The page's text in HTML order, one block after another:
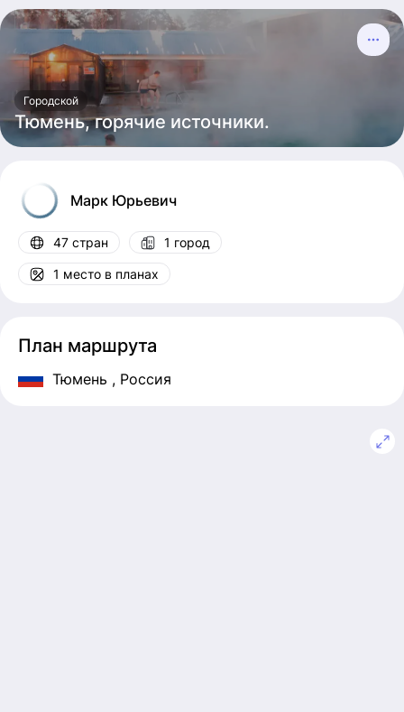
Городской
Тюмень, горячие источники.
Марк Юрьевич
47 стран 1 город
1 место в планах
План маршрута
Тюмень , Россия